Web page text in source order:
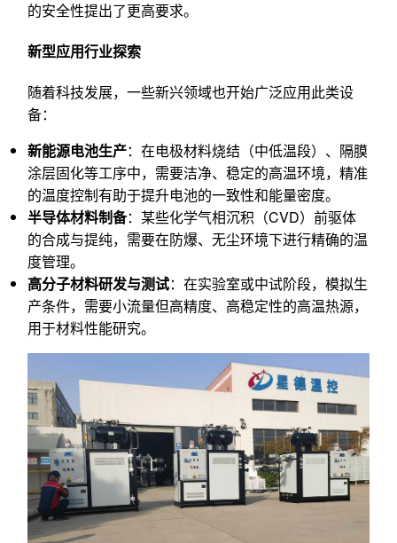
的安全性提出了更高要求。
新型应用行业探索
随着科技发展，一些新兴领域也开始广泛应用此类设
备：
新能源电池生产：在电极材料烧结（中低温段）、隔膜
涂层固化等工序中，需要洁净、稳定的高温环境，精准
的温度控制有助于提升电池的一致性和能量密度。
半导体材料制备：某些化学气相沉积（CVD）前驱体
的合成与提纯，需要在防爆、无尘环境下进行精确的温
度管理。
高分子材料研发与测试：在实验室或中试阶段，模拟生
产条件，需要小流量但高精度、高稳定性的高温热源，
用于材料性能研究。